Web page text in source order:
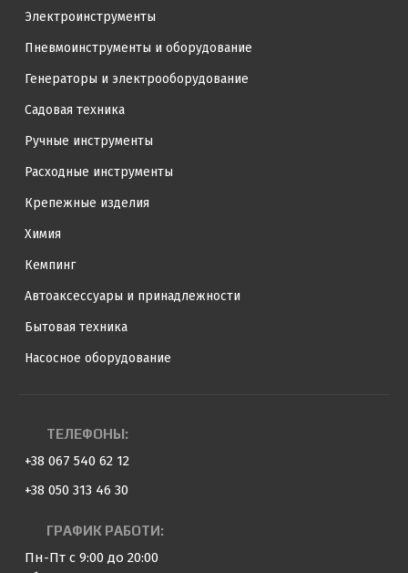
Электроинструменты
Пневмоинструменты и оборудование
Генераторы и электрооборудование
Садовая техника
Ручные инструменты
Расходные инструменты
Крепежные изделия
Химия
Кемпинг
Автоаксессуары и принадлежности
Бытовая техника
Насосное оборудование
ТЕЛЕФОНЫ:
+38 067 540 62 12
+38 050 313 46 30
ГРАФИК РАБОТИ:
Пн-Пт с 9:00 до 20:00